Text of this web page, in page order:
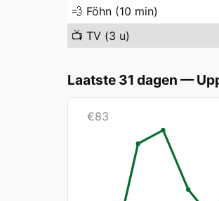
💨 Föhn (10 min)
📺 TV (3 u)
Laatste 31 dagen —
€83